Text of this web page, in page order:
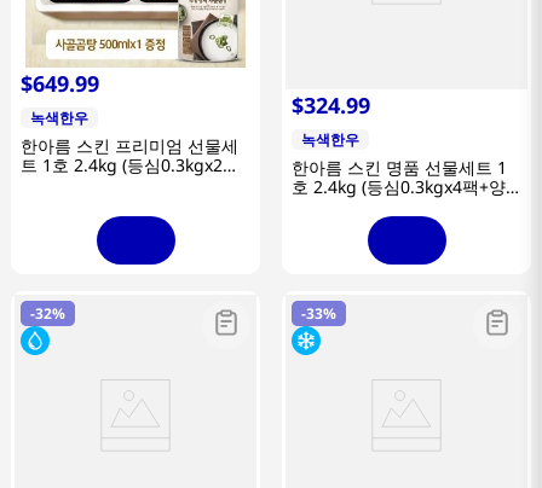
$649.99
녹색한우
한아름 스킨 프리미엄 선물세
트 1호 2.4kg (등심0.3kgx2팩
+안심0.3kgx2팩+채끝0.3kgx2
$324.99
녹색한우
한아름 스킨 명품 선물세트 1
호 2.4kg (등심0.3kgx4팩+양
지0.3kgx2팩+사태0.3kgx2
팩/1+등급)
-32% -33%